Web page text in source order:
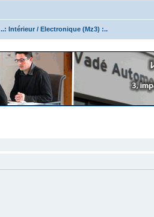
..: Intérieur / Electronique (Mz3) :..